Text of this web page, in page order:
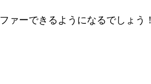
ァーできるようになるでしょう！